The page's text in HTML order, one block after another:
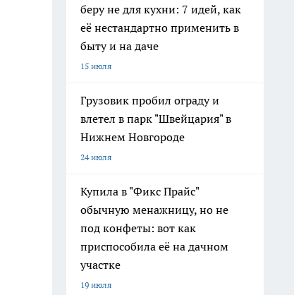
беру не для кухни: 7 идей, как
её нестандартно применить в
быту и на даче
15 июля
Грузовик пробил ограду и
влетел в парк "Швейцария" в
Нижнем Новгороде
24 июля
Купила в "Фикс Прайс"
обычную менажницу, но не
под конфеты: вот как
приспособила её на дачном
участке
19 июля